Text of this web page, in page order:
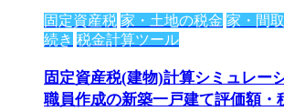
固定資産税 家・土地の税金 家・間
続き 税金計算ツール
固定資産税(建物)計算シミュレー
職員作成の新築一戸建て評価額・